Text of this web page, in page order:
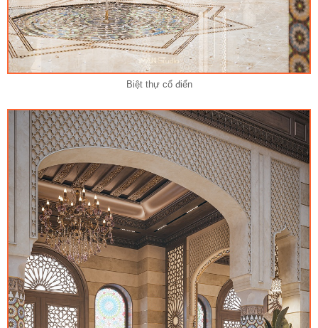
Biệt thự cổ điển